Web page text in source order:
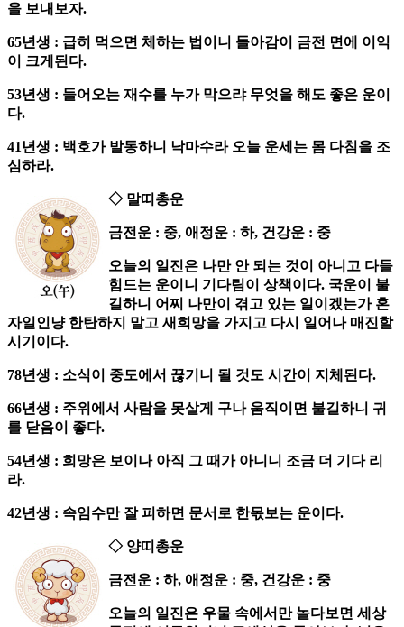
을 보내보자.
65년생 : 급히 먹으면 체하는 법이니 돌아감이 금전 면에 이익
이 크게된다.
53년생 : 들어오는 재수를 누가 막으랴 무엇을 해도 좋은 운이
다.
41년생 : 백호가 발동하니 낙마수라 오늘 운세는 몸 다침을 조
심하라.
◇ 말띠총운
금전운 : 중, 애정운 : 하, 건강운 : 중
오늘의 일진은 나만 안 되는 것이 아니고 다들
힘드는 운이니 기다림이 상책이다. 국운이 불
길하니 어찌 나만이 겪고 있는 일이겠는가 혼
자일인냥 한탄하지 말고 새희망을 가지고 다시 일어나 매진할
시기이다.
78년생 : 소식이 중도에서 끊기니 될 것도 시간이 지체된다.
66년생 : 주위에서 사람을 못살게 구나 움직이면 불길하니 귀
를 닫음이 좋다.
54년생 : 희망은 보이나 아직 그 때가 아니니 조금 더 기다 리
라.
42년생 : 속임수만 잘 피하면 문서로 한몫보는 운이다.
◇ 양띠총운
금전운 : 하, 애정운 : 중, 건강운 : 중
오늘의 일진은 우물 속에서만 놀다보면 세상